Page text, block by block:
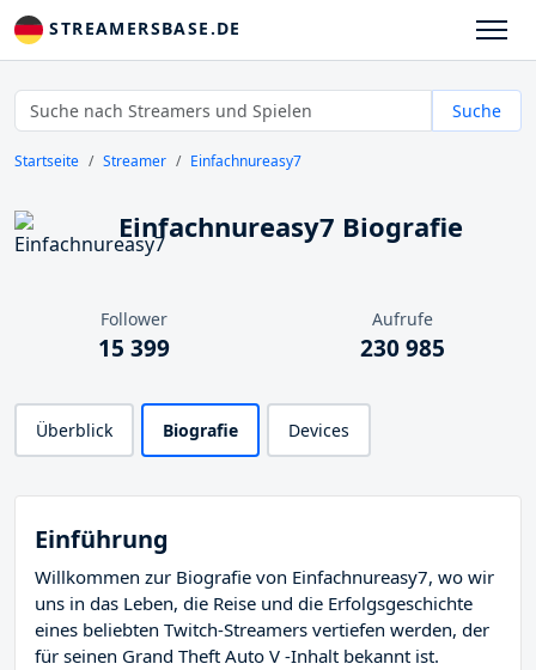
STREAMERSBASE.DE
Suche
Startseite Streamer Einfachnureasy7
Einfachnureasy7 Biografie
Follower
15 399
Aufrufe
230 985
Überblick Biografie Devices
Einführung
Willkommen zur Biografie von Einfachnureasy7, wo wir
uns in das Leben, die Reise und die Erfolgsgeschichte
eines beliebten Twitch-Streamers vertiefen werden, der
für seinen Grand Theft Auto V -Inhalt bekannt ist.